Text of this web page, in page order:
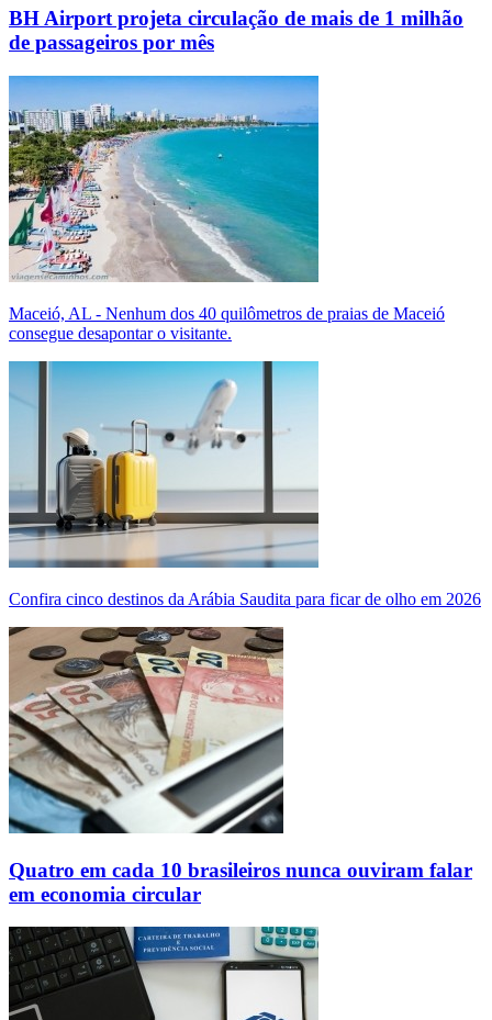
BH Airport projeta circulação de mais de 1 milhão
de passageiros por mês
Maceió, AL - Nenhum dos 40 quilômetros de praias de Maceió
consegue desapontar o visitante.
Confira cinco destinos da Arábia Saudita para ficar de olho em 2026
Quatro em cada 10 brasileiros nunca ouviram falar
em economia circular